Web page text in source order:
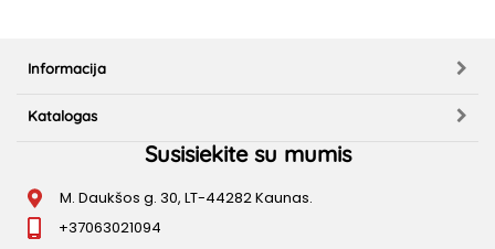
Informacija
Katalogas
Susisiekite su mumis
M. Daukšos g. 30, LT-44282 Kaunas.
+37063021094